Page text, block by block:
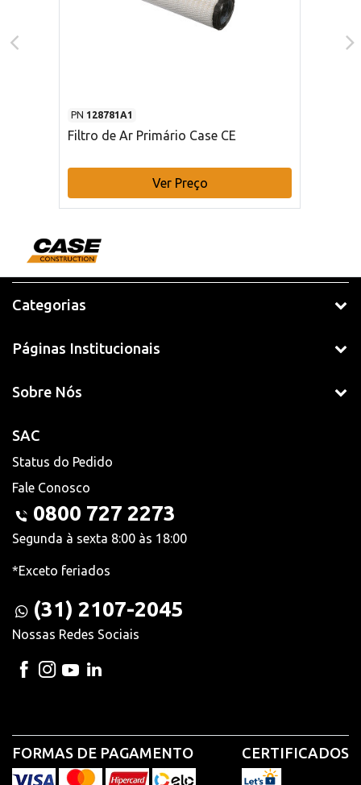
PN 128781A1
Filtro de Ar Primário Case CE
Ver Preço
Categorias
Páginas Institucionais
Sobre Nós
SAC
Status do Pedido
Fale Conosco
0800 727 2273
Segunda à sexta 8:00 às 18:00
*Exceto feriados
(31) 2107-2045
Nossas Redes Sociais
FORMAS DE PAGAMENTO CERTIFICADOS